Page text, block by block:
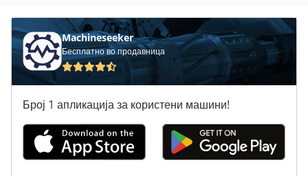
Machineseeker
Бесплатно во продавница
Број 1 апликација за користени машини!